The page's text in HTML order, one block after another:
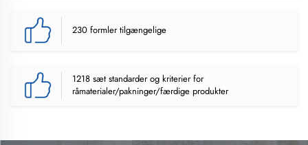
230 formler tilgængelige
1218 sæt standarder og kriterier for
råmaterialer/pakninger/færdige produkter